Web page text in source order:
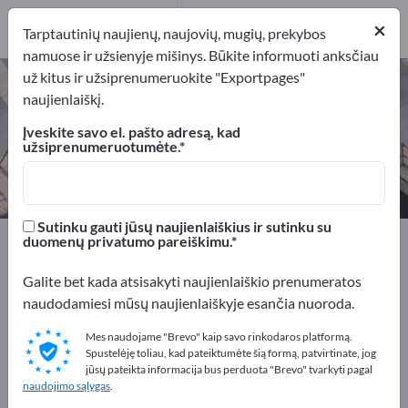
Statybinės medžiagos keliams –
raskite gamintojus ir tiekėjus
Eksportuotojai Gamintojai
Gamintojai4
Exportpages Statyba
Statybinės medžiagos
Reklamuokitės nemokamai
Exportpages!
Poreikiai – Pasiūlymai – Naudotos prekės – Verslo
kontaktai >> pradėkite čia
×
Tarptautinių naujienų, naujovių, mugių, prekybos
namuose ir užsienyje mišinys. Būkite informuoti anksčiau
už kitus ir užsiprenumeruokite "Exportpages"
naujienlaiškį.
Įveskite savo el. pašto adresą, kad
užsiprenumeruotumėte.
Sutinku gauti jūsų naujienlaiškius ir sutinku su
duomenų privatumo pareiškimu.
Galite bet kada atsisakyti naujienlaiškio prenumeratos
naudodamiesi mūsų naujienlaiškyje esančia nuoroda.
Mes naudojame "Brevo" kaip savo rinkodaros platformą.
Spustelėję toliau, kad pateiktumėte šią formą, patvirtinate, jog
jūsų pateikta informacija bus perduota "Brevo" tvarkyti pagal
naudojimo sąlygas.